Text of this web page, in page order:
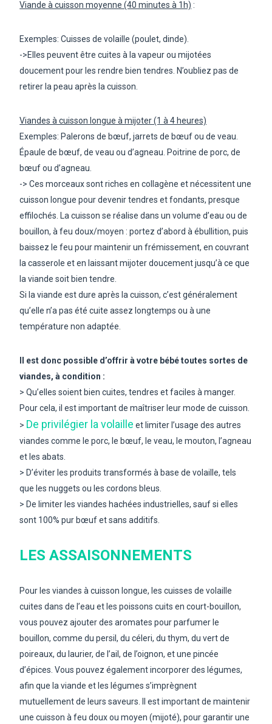
Viande à cuisson moyenne (40 minutes à 1h) :
Exemples: Cuisses de volaille (poulet, dinde).
->Elles peuvent être cuites à la vapeur ou mijotées
doucement pour les rendre bien tendres. N’oubliez pas de
retirer la peau après la cuisson.
Viandes à cuisson longue à mijoter (1 à 4 heures)
Exemples: Palerons de bœuf, jarrets de bœuf ou de veau.
Épaule de bœuf, de veau ou d’agneau. Poitrine de porc, de
bœuf ou d’agneau.
-> Ces morceaux sont riches en collagène et nécessitent une
cuisson longue pour devenir tendres et fondants, presque
effilochés. La cuisson se réalise dans un volume d’eau ou de
bouillon, à feu doux/moyen : portez d’abord à ébullition, puis
baissez le feu pour maintenir un frémissement, en couvrant
la casserole et en laissant mijoter doucement jusqu’à ce que
la viande soit bien tendre.
Si la viande est dure après la cuisson, c’est généralement
qu’elle n’a pas été cuite assez longtemps ou à une
température non adaptée.
Il est donc possible d’offrir à votre bébé toutes sortes de
viandes, à condition :
> Qu’elles soient bien cuites, tendres et faciles à manger.
Pour cela, il est important de maîtriser leur mode de cuisson.
> De privilégier la volaille et limiter l’usage des autres
viandes comme le porc, le bœuf, le veau, le mouton, l’agneau
et les abats.
> D’éviter les produits transformés à base de volaille, tels
que les nuggets ou les cordons bleus.
> De limiter les viandes hachées industrielles, sauf si elles
sont 100% pur bœuf et sans additifs.
LES ASSAISONNEMENTS
Pour les viandes à cuisson longue, les cuisses de volaille
cuites dans de l’eau et les poissons cuits en court-bouillon,
vous pouvez ajouter des aromates pour parfumer le
bouillon, comme du persil, du céleri, du thym, du vert de
poireaux, du laurier, de l’ail, de l’oignon, etune pincée
d’épices . Vous pouvez également incorporer des légumes,
afin que la viande et les légumes s’imprègnent
mutuellement de leurs saveurs. Il est important de maintenir
une cuisson à feu doux ou moyen (mijoté), pour garantir une